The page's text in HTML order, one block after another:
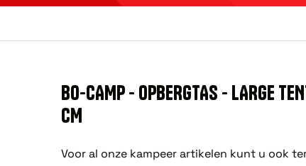
BO-CAMP - OPBERGTAS - LARGE
CM
Voor al onze kampeer artikelen kunt u ook